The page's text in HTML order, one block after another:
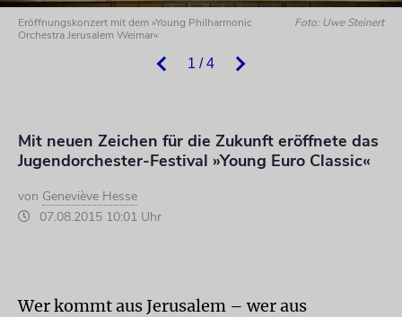
1 / 4
Eröffnungskonzert mit dem »Young Philharmonic
Orchestra Jerusalem Weimar«
Foto: Uwe Steinert
Mit neuen Zeichen für die Zukunft eröffnete das
Jugendorchester-Festival »Young Euro Classic«
von Geneviève Hesse
07.08.2015 10:01 Uhr
Wer kommt aus Jerusalem – wer aus